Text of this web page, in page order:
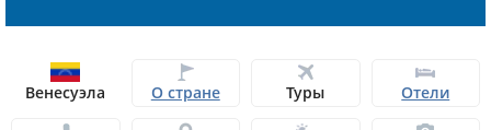
Венесуэла О стране Туры Отели